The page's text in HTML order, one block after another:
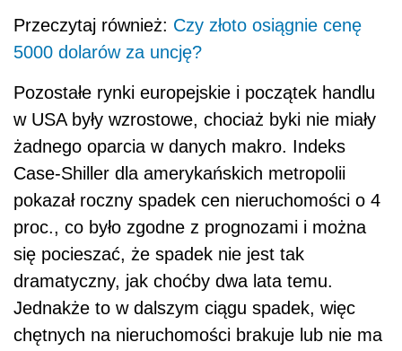
Przeczytaj również: Czy złoto osiągnie cenę
5000 dolarów za uncję?
Pozostałe rynki europejskie i początek handlu
w USA były wzrostowe, chociaż byki nie miały
żadnego oparcia w danych makro. Indeks
Case-Shiller dla amerykańskich metropolii
pokazał roczny spadek cen nieruchomości o 4
proc., co było zgodne z prognozami i można
się pocieszać, że spadek nie jest tak
dramatyczny, jak choćby dwa lata temu.
Jednakże to w dalszym ciągu spadek, więc
chętnych na nieruchomości brakuje lub nie ma